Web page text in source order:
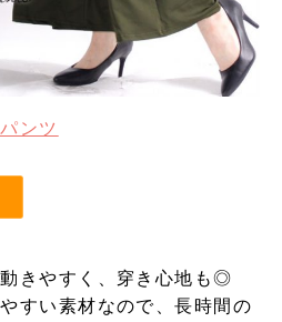
ンツ
きやすく、穿き心地も◎
すい素材なので、長時間の